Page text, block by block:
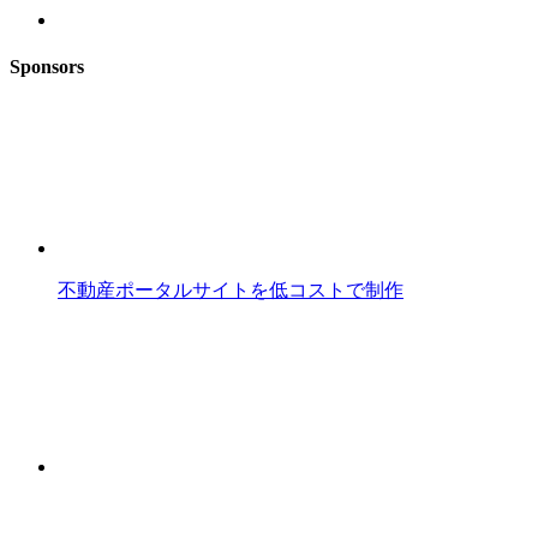
Sponsors
不動産ポータルサイトを低コストで制作